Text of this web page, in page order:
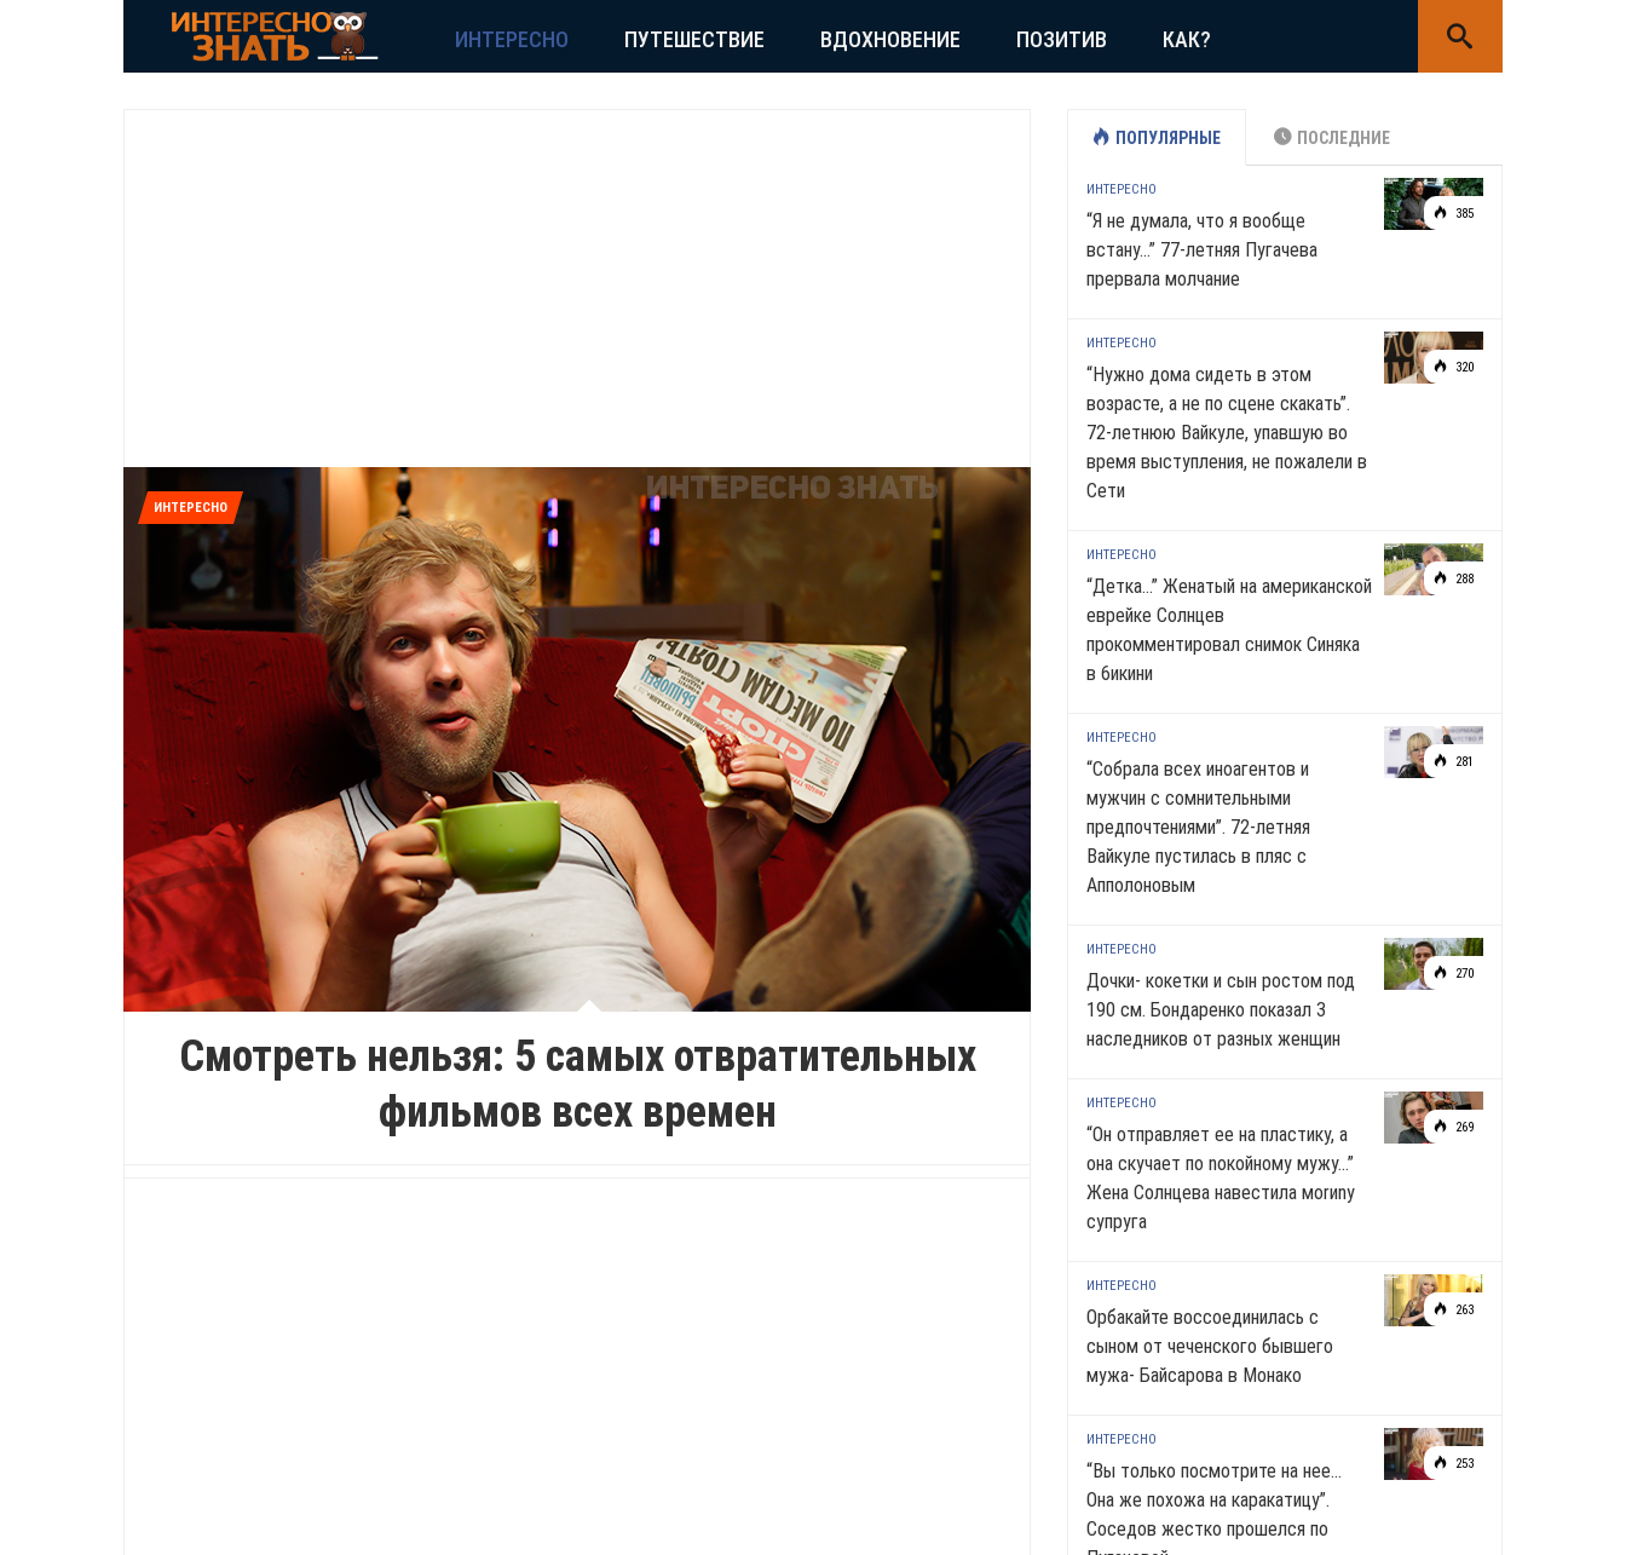
ИНТЕРЕСНО ПУТЕШЕСТВИЕ ВДОХНОВЕНИЕ ПОЗИТИВ КАК?
ИНТЕРЕСНО
Смотреть нельзя: 5 самых отвратительных
фильмов всех времен
ПОПУЛЯРНЫЕ ПОСЛЕДНИЕ
385
ИНТЕРЕСНО
“Я не думала, что я вообще
встану…” 77-летняя Пугачева
прервала молчание
320
ИНТЕРЕСНО
“Нужно дома сидеть в этом
возрасте, а не по сцене скакать”.
72-летнюю Вайкуле, упавшую во
время выступления, не пожалели в
Сети
288
ИНТЕРЕСНО
“Детка…” Женатый на американской
еврейке Солнцев
прокомментировал снимок Синяка
в 6икини
281
ИНТЕРЕСНО
“Собрала всех иноагентов и
мужчин с сомнительными
предпочтениями”. 72-летняя
Вайкуле пустилась в пляс с
Апполоновым
270
ИНТЕРЕСНО
Дочки- кокетки и сын ростом под
190 см. Бондаренко показал 3
наследников от разных женщин
269
ИНТЕРЕСНО
“Он отправляет ее на пластику, а
она скучает по noкoйномy мужу…”
Жена Солнцева навестила моrиnу
супруга
263
ИНТЕРЕСНО
Орбакайте воссоединилась с
сыном от чеченского бывшего
мужа- Байсарова в Монако
253
ИНТЕРЕСНО
“Вы только посмотрите на нее…
Она же похожа на каракатицу”.
Соседов жестко прошелся по